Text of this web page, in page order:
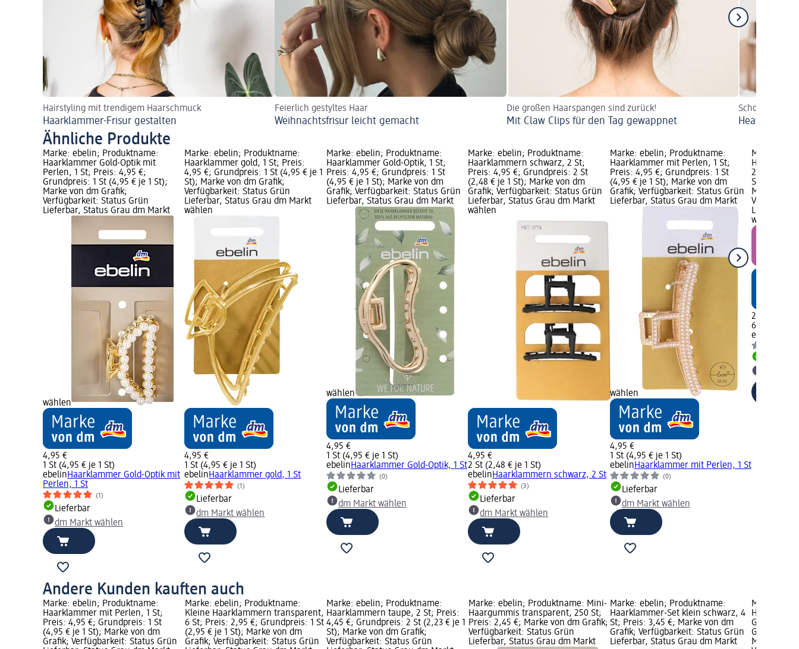
Hairstyling mit trendigem Haarschmuck
Haarklammer-Frisur gestalten
Feierlich gestyltes Haar
Weihnachtsfrisur leicht gemacht
Die großen Haarspangen sind zurück!
Mit Claw Clips für den Tag gewappnet
Schonende
Heatless
Ähnliche Produkte
Marke: ebelin; Produktname:
Haarklammer Gold-Optik mit
Perlen, 1 St; Preis: 4,95 €;
Grundpreis: 1 St (4,95 € je 1 St);
Marke von dm Grafik;
Verfügbarkeit: Status Grün
Lieferbar, Status Grau dm Markt
wählen
4,95 €
1 St (4,95 € je 1 St)
ebelinHaarklammer Gold-Optik mit
Perlen, 1 St
(1)
Lieferbar
dm Markt wählen
Marke: ebelin; Produktname:
Haarklammer gold, 1 St; Preis:
4,95 €; Grundpreis: 1 St (4,95 € je 1
St); Marke von dm Grafik;
Verfügbarkeit: Status Grün
Lieferbar, Status Grau dm Markt
wählen
4,95 €
1 St (4,95 € je 1 St)
ebelinHaarklammer gold, 1 St
(1)
Lieferbar
dm Markt wählen
Marke: ebelin; Produktname:
Haarklammer Gold-Optik, 1 St;
Preis: 4,95 €; Grundpreis: 1 St
(4,95 € je 1 St); Marke von dm
Grafik; Verfügbarkeit: Status Grün
Lieferbar, Status Grau dm Markt
wählen
4,95 €
1 St (4,95 € je 1 St)
ebelinHaarklammer Gold-Optik, 1 St
(0)
Lieferbar
dm Markt wählen
Marke: ebelin; Produktname:
Haarklammern schwarz, 2 St;
Preis: 4,95 €; Grundpreis: 2 St
(2,48 € je 1 St); Marke von dm
Grafik; Verfügbarkeit: Status Grün
Lieferbar, Status Grau dm Markt
wählen
4,95 €
2 St (2,48 € je 1 St)
ebelinHaarklammern schwarz, 2 St
(3)
Lieferbar
dm Markt wählen
Marke: ebelin; Produktname:
Haarklammer mit Perlen, 1 St;
Preis: 4,95 €; Grundpreis: 1 St
(4,95 € je 1 St); Marke von dm
Grafik; Verfügbarkeit: Status Grün
Lieferbar, Status Grau dm Markt
wählen
4,95 €
1 St (4,95 € je 1 St)
ebelinHaarklammer mit Perlen, 1 St
(0)
Lieferbar
dm Markt wählen
Marke:
2,25 €;
St);
Marke von
Lieferbar,
wählen
2,25 €
6 St (0,38 €
ebelin
Andere Kunden kauften auch
Marke: ebelin; Produktname:
Haarklammer mit Perlen, 1 St;
Preis: 4,95 €; Grundpreis: 1 St
(4,95 € je 1 St); Marke von dm
Grafik; Verfügbarkeit: Status Grün
Marke: ebelin; Produktname:
Kleine Haarklammern transparent,
6 St; Preis: 2,95 €; Grundpreis: 1 St
(2,95 € je 1 St); Marke von dm
Grafik; Verfügbarkeit: Status Grün
Marke: ebelin; Produktname:
Haarklammern taupe, 2 St; Preis:
4,45 €; Grundpreis: 2 St (2,23 € je 1
St); Marke von dm Grafik;
Verfügbarkeit: Status Grün
Marke: ebelin; Produktname: Mini-
Haargummis transparent, 250 St;
Preis: 2,45 €; Marke von dm Grafik;
Verfügbarkeit: Status Grün
Lieferbar, Status Grau dm Markt
Marke: ebelin; Produktname:
Haarklammer-Set klein schwarz, 4
St; Preis: 3,45 €; Marke von dm
Grafik; Verfügbarkeit: Status Grün
Lieferbar, Status Grau dm Markt
Marke:
Glitzer, 1
Marke von